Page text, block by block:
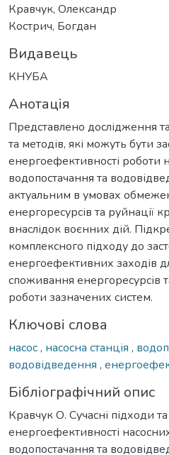
Кравчук, Олександр
Кострич, Богдан
Видавець
КНУБА
Анотація
Представлено дослідження
та методів, які можуть бути
енергоефективності роботи
водопостачання та
актуальним в умовах
енергоресурсів та руйнації
внаслідок воєнних дій.
комплексного підходу до
енергоефективних заходів
споживання енергоресурсів
роботи зазначених систем.
Ключові слова
насос, насосна станція ,
водовідведення ,
Бібліографічний опис
Кравчук О. Сучасні підходи
енергоефективності
водопостачання та